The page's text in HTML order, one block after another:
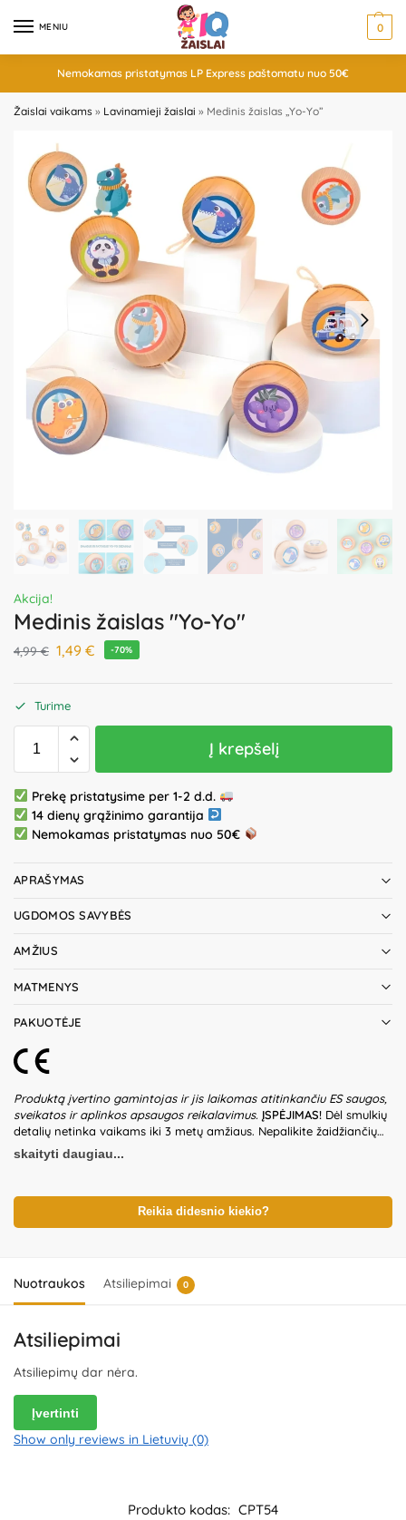
MENIU 0
Nemokamas pristatymas LP Express paštomatu nuo 50€
Žaislai vaikams » Lavinamieji žaislai » Medinis žaislas „Yo-Yo”
Akcija!
Medinis žaislas "Yo-Yo"
4,99€ 1,49 € -70%
Turime
Į krepšelį
Prekę pristatysime per 1-2 d.d.
14 dienų grąžinimo garantija
Nemokamas pristatymas nuo 50€
APRAŠYMAS
UGDOMOS SAVYBĖS
AMŽIUS
MATMENYS
PAKUOTĖJE
Produktą įvertino gamintojas ir jis laikomas atitinkančiu ES saugos,
sveikatos ir aplinkos apsaugos reikalavimus. ĮSPĖJIMAS! Dėl smulkių
detalių netinka vaikams iki 3 metų amžiaus. Nepalikite žaidžiančių
vaikų be suaugusiųjų priežiūros. Prieš naudodami žaislą patikrinkite
žaislo ir jo detalių būklę. Nenaudokite žaislo, jeigu kuri nors iš dalių
tik gaminys yra išpakuojamas. Produkto dizainas ir spalvos gali
nežymiai skirtis. Išsaugokite pakuotės informaciją ateičiai.
Gamintojas:Shantou Chenghai Mingsite Trade Co., Ltd., No 19, Lane
platintojas:UAB „Commerce plus“, Partizanų g. 66-38, Kaunas,
skaityti daugiau...
Reikia didesnio kiekio?
Nuotraukos Atsiliepimai 0
Atsiliepimai
Atsiliepimų dar nėra.
Įvertinti
Show only reviews in Lietuvių (0)
Produkto kodas: CPT54